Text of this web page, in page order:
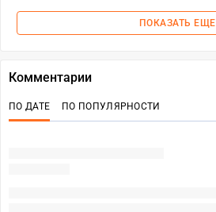
ПОКАЗАТЬ ЕЩЕ
Комментарии
ПО ДАТЕ ПО ПОПУЛЯРНОСТИ